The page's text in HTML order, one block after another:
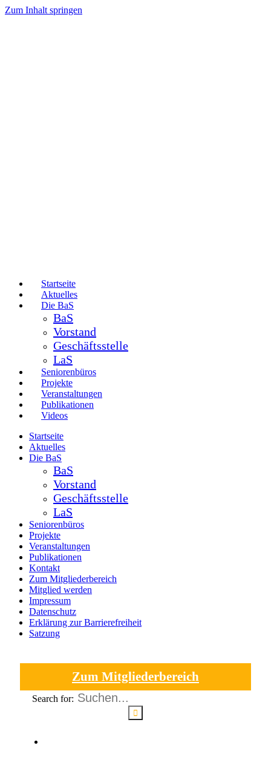
Zum Inhalt springen
Startseite
Aktuelles
Die BaS
BaS
Vorstand
Geschäftsstelle
LaS
Seniorenbüros
Projekte
Veranstaltungen
Publikationen
Videos
Startseite
Aktuelles
Die BaS
BaS
Vorstand
Geschäftsstelle
LaS
Seniorenbüros
Projekte
Veranstaltungen
Publikationen
Kontakt
Zum Mitgliederbereich
Mitglied werden
Impressum
Datenschutz
Erklärung zur Barrierefreiheit
Satzung
Zum Mitgliederbereich
Search for: